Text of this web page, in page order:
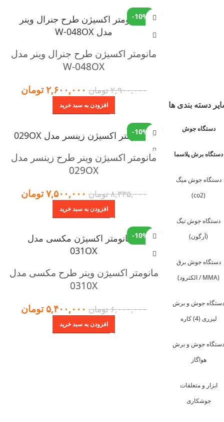
دسته بندی ها
دستگاه جوش
دستگاه برش پلاسما
دستگاه جوش میگ
(co2)
دستگاه جوش تیگ
(آرگون)
دستگاه جوش برق
(MMA / الکترود)
جوش و برش
لیزری (4) کاره
جوش و برش
هواگاز
ابزار و متعلقات
جوشکاری
-10%
مانومتر اکسیژن طرح جنرال وینر مدل
W-048OX
۲,۹۰۰,۰۰۰تومان ۲,۶۰۰,۰۰۰تومان
افزودن به سبد خرید
-10%
مانومتر اکسیژن وینر طرح زینسر مدل
029OX
۸,۳۳۵,۰۰۰تومان ۷,۵۰۰,۰۰۰تومان
افزودن به سبد خرید
-10%
مانومتر اکسیژن وینر طرح مکسی مدل
0310X
۶,۰۰۰,۰۰۰تومان ۵,۴۰۰,۰۰۰ تومان
افزودن به سبد خرید